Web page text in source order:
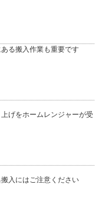
る搬入作業も重要です
げをホームレンジャーが受
入にはご注意ください